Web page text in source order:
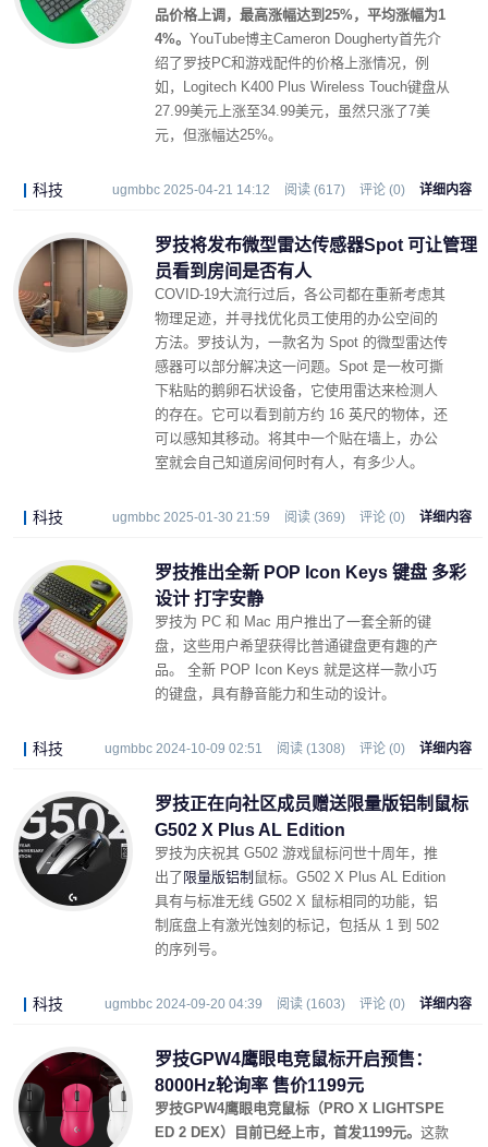
品价格上调，最高涨幅达到25%，平均涨幅为1
4%。 YouTube博主Cameron Dougherty首先介
绍了罗技PC和游戏配件的价格上涨情况，例
如，Logitech K400 Plus Wireless Touch键盘从
27.99美元上涨至34.99美元，虽然只涨了7美
元，但涨幅达25%。
科技 ugmbbc 2025-04-21 14:12 阅读 (617) 评论 (0) 详细内容
罗技将发布微型雷达传感器Spot 可让管理
员看到房间是否有人
COVID-19大流行过后，各公司都在重新考虑其
物理足迹，并寻找优化员工使用的办公空间的
方法。罗技认为，一款名为 Spot 的微型雷达传
感器可以部分解决这一问题。Spot 是一枚可撕
下粘贴的鹅卵石状设备，它使用雷达来检测人
的存在。它可以看到前方约 16 英尺的物体，还
可以感知其移动。将其中一个贴在墙上，办公
室就会自己知道房间何时有人，有多少人。
科技 ugmbbc 2025-01-30 21:59 阅读 (369) 评论 (0) 详细内容
罗技推出全新 POP Icon Keys 键盘 多彩
设计 打字安静
罗技为 PC 和 Mac 用户推出了一套全新的键
盘，这些用户希望获得比普通键盘更有趣的产
品。 全新 POP Icon Keys 就是这样一款小巧
的键盘，具有静音能力和生动的设计。
科技 ugmbbc 2024-10-09 02:51 阅读 (1308) 评论 (0) 详细内容
罗技正在向社区成员赠送限量版铝制鼠标
G502 X Plus AL Edition
罗技为庆祝其 G502 游戏鼠标问世十周年，推
出了 限量版铝制 鼠标。G502 X Plus AL Edition
具有与标准无线 G502 X 鼠标相同的功能，铝
制底盘上有激光蚀刻的标记，包括从 1 到 502
的序列号。
科技 ugmbbc 2024-09-20 04:39 阅读 (1603) 评论 (0) 详细内容
罗技GPW4鹰眼电竞鼠标开启预售：
8000Hz轮询率 售价1199元
罗技GPW4鹰眼电竞鼠标（PRO X LIGHTSPE
ED 2 DEX）目前已经上市，首发1199元。 这款